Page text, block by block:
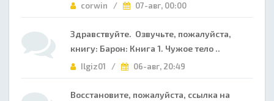
corwin / 07-авг, 00:00
Здравствуйте. Озвучьте, пожалуйста,
книгу: Барон: Книга 1. Чужое тело ..
Ilgiz01 / 06-авг, 20:49
Восстановите, пожалуйста, ссылка на